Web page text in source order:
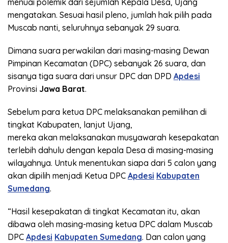
menuai polemik dari sejumlah Kepala Desa, Ujang
mengatakan. Sesuai hasil pleno, jumlah hak pilih pada
Muscab nanti, seluruhnya sebanyak 29 suara.
Dimana suara perwakilan dari masing-masing Dewan
Pimpinan Kecamatan (DPC) sebanyak 26 suara, dan
sisanya tiga suara dari unsur DPC dan DPD Apdesi
Provinsi Jawa Barat.
Sebelum para ketua DPC melaksanakan pemilihan di
tingkat Kabupaten, lanjut Ujang,
mereka akan melaksanakan musyawarah kesepakatan
terlebih dahulu dengan kepala Desa di masing-masing
wilayahnya. Untuk menentukan siapa dari 5 calon yang
akan dipilih menjadi Ketua DPC Apdesi Kabupaten
Sumedang.
“Hasil kesepakatan di tingkat Kecamatan itu, akan
dibawa oleh masing-masing ketua DPC dalam Muscab
DPC Apdesi Kabupaten Sumedang. Dan calon yang